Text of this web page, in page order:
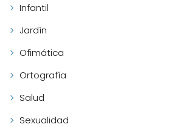
Infantil
Jardín
Ofimática
Ortografía
Salud
Sexualidad